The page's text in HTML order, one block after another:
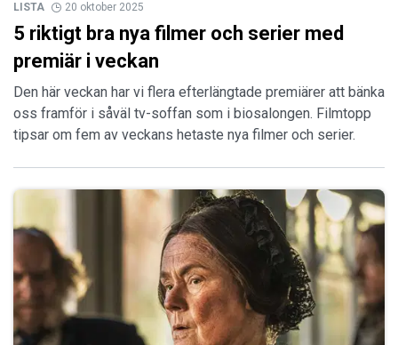
LISTA 20 oktober 2025
5 riktigt bra nya filmer och serier med
premiär i veckan
Den här veckan har vi flera efterlängtade premiärer att bänka
oss framför i såväl tv-soffan som i biosalongen. Filmtopp
tipsar om fem av veckans hetaste nya filmer och serier.